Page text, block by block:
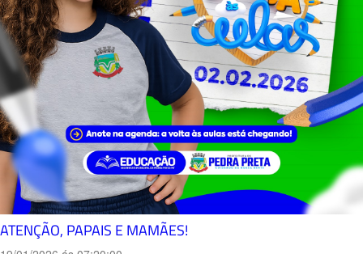
ATENÇÃO, PAPAIS E MAMÃES!